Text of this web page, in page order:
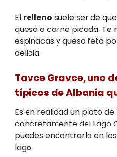
El relleno suele ser de
queso o carne picada. Te
espinacas y queso feta
delicia.
Tavce Gravce, uno
típicos de Albania
Es en realidad un plato
concretamente del Lago
puedes encontrarlo en
lago.